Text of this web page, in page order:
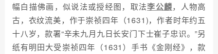
幅白描佛画，似说法或授经图，取法李公麟，人物高
古，衣纹流美，作于崇祯四年（1631)，作者时年约五
十八岁，款署“辛未九月九日长安门下士崔子忠识。”另
纸有明田大受崇祯四年（1631）手书《金刚经》，款